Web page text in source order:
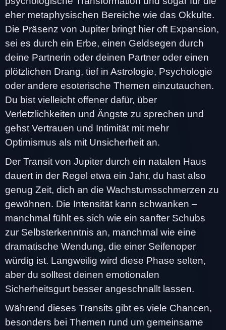
eher metaphysischen Bereiche wie das Okkulte.
Die Präsenz von Jupiter bringt hier oft Expansion,
sei es durch ein Erbe, einen Geldsegen durch
deine Partnerin oder deinen Partner oder einen
plötzlichen Drang, tief in Astrologie, Psychologie
oder andere esoterische Themen einzutauchen.
Du bist vielleicht offener dafür, über
Verletzlichkeiten und Ängste zu sprechen und
gehst Vertrauen und Intimität mit mehr
Optimismus als mit Unsicherheit an.
Der Transit von Jupiter durch ein natalen Haus
dauert in der Regel etwa ein Jahr, du hast also
genug Zeit, dich an die Wachstumsschmerzen zu
gewöhnen. Die Intensität kann schwanken –
manchmal fühlt es sich wie ein sanfter Schubs
zur Selbsterkenntnis an, manchmal wie eine
dramatische Wendung, die einer Seifenoper
würdig ist. Langweilig wird diese Phase selten,
aber du solltest deinen emotionalen
Sicherheitsgurt besser angeschnallt lassen.
Während dieses Transits gibt es viele Chancen,
besonders bei Themen rund um gemeinsame